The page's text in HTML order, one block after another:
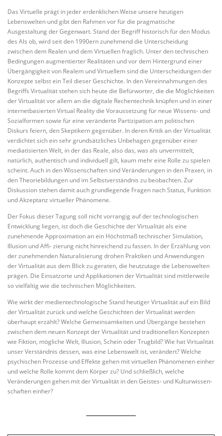
Das Virtuelle prägt in jeder erdenklichen Weise unsere heutigen
Lebenswelten und gibt den Rahmen vor für die pragmatische
Ausgestaltung der Gegenwart. Stand der Begriff historisch für den Modus
des Als ob, wird seit den 1990ern zunehmend die Unterscheidung
zwischen dem Realen und dem Virtuellen fraglich. Unter den technischen
Bedingungen augmentierter Realitäten und vor dem Hintergrund einer
Übergängigkeit von Realem und Virtuellem sind die Unterscheidungen der
Konzepte selbst ein Teil dieser Geschichte. In den Vereinnahmungen des
Begriffs Virtualität stehen sich heute die Befürworter, die die Möglichkeiten
der Virtualität vor allem an die digitale Rechentechnik knüpfen und in einer
internetbasierten Virtual Reality die Voraussetzung für neue Wissens- und
Sozialformen sowie für eine veränderte Partizipation am politischen
Diskurs feiern, den Skeptikern gegenüber. In deren Kritik an der Virtualität
verdichtet sich ein sehr grundsätzliches Unbehagen gegenüber einer
mediatisierten Welt, in der das Reale, also das, was als unvermittelt,
natürlich, authentisch und individuell gilt, kaum mehr eine Rolle zu spielen
scheint. Auch in den Wissenschaften sind Veränderungen in den Praxen, in
den Theoriebildungen und im Selbstverständnis zu beobachten. Zur
Diskussion stehen damit auch grundlegende Fragen nach Status, Funktion
und Akzeptanz virtueller Phänomene.
Der Fokus dieser Tagung soll nicht vorrangig auf der technologischen
Entwicklung liegen, ist doch die Geschichte der Virtualität als eine
zunehmende Approximation an ein Höchstmaß technischer Simulation,
Illusion und Affi- zierung nicht hinreichend zu fassen. In der Erzählung von
der zunehmenden Naturalisierung drohen Praktiken und Anwendungen
der Virtualität aus dem Blick zu geraten, die heutzutage die Lebenswelten
prägen. Die Einsatzorte und Applikationen der Virtualität sind mittlerweile
so vielfältig wie die technischen Möglichkeiten.
Wie wirkt der medientechnologische Stand heutiger Virtualität auf ein Bild
der Virtualität zurück und welche Geschichten der Virtualität werden
überhaupt erzählt? Welche Gemeinsamkeiten und Übergänge bestehen
zwischen dem neuen Konzept der Virtualität und traditionellen Konzepten
wie Fiktion, mögliche Welt, Illusion, Schein oder Trugbild? Wie hat Virtualität
unser Verständnis dessen, was eine Lebenswelt ist, verändert? Welche
psychischen Prozesse und Effekte gehen mit virtuellen Phänomenen einher
und welche Rolle kommt dem Körper zu? Und schließlich, welche
Veränderungen gehen mit der Virtualität in den Geistes- und Kulturwissen-
schaften einher?